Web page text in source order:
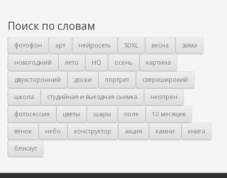
Поиск по словам
фотофон арт нейросеть SDXL весна
зима
новогодний
лето HQ осень
картина
двухсторонний
доски портрет
сверхширокий
школа
студийная и выездная сьемка
неопрен
фотосессия
цветы шары поле
12 месяцев
венок
небо конструктор акция камни
книга
блэкаут